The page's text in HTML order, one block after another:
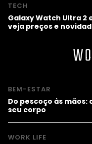
TECH
Galaxy Watch Ultra 2
veja preços e
BEM-ESTAR
Do pescoço às
seu corpo
WORK LIFE